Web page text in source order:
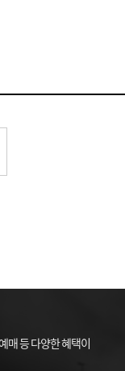
매 등 다양한 혜택이